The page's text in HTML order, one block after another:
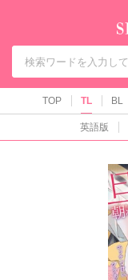
TOP TL BL
英語版